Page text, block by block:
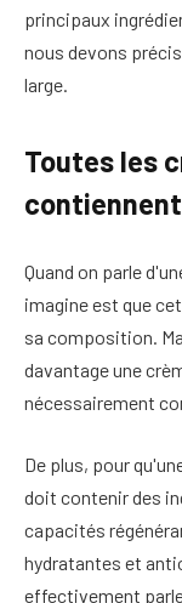
principaux
nous devons
large.
Toutes les
contiennent
Quand on parle
imagine est que
sa composition.
davantage une
nécessairement
De plus, pour
doit contenir des
capacités
hydratantes et
effectivement